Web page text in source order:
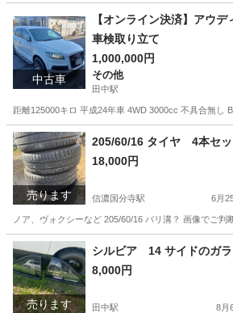
田中駅 その他 エアー
中古車
【オンライン決済】アウ
車検取り立て
1,000,000円
その他
田中駅
距離125000キロ 平成24年車 4WD 3000cc 不具合無
長野 東御市 その他 アウディ
売ります
205/60/16 タイヤ 4本セッ
18,000円
信濃国分寺駅 6月
ノア、ヴォクシーなど 205/60/16 バリ溝？ 画像でご判
長野 上田市 信濃国分寺駅 タイヤ、ホイ
売ります
シルビア 14 サイドのガラ
8,000円
田中駅 8月